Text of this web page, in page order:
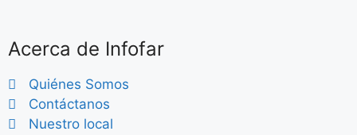
Acerca de Infofar
Quiénes Somos
Contáctanos
Nuestro local